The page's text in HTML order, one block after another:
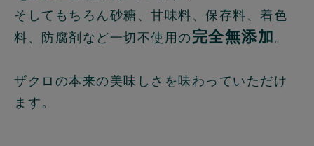
そしてもちろん砂糖、甘味料、保存料、着色
料、防腐剤など一切不使用の完全無添加。
ザクロの本来の美味しさを味わっていただけ
ます。